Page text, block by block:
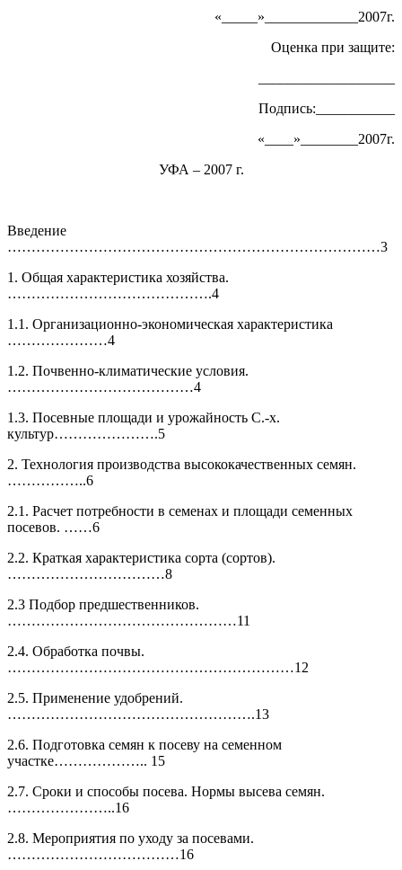
«_____»_____________2007г.
Оценка при защите:
Подпись:___________
«____»________2007г.
УФА – 2007 г.
Введение
……………………………………………………………………3
1. Общая характеристика хозяйства.
…………………………………….4
1.1. Организационно-экономическая характеристика
…………………4
1.2. Почвенно-климатические условия.
…………………………………4
1.3. Посевные площади и урожайность С.-х.
культур………………….5
2. Технология производства высококачественных семян.
……………..6
2.1. Расчет потребности в семенах и площади семенных
посевов. ……6
2.2. Краткая характеристика сорта (сортов).
……………………………8
2.3 Подбор предшественников.
…………………………………………11
2.4. Обработка почвы.
……………………………………………………12
2.5. Применение удобрений.
…………………………………………….13
2.6. Подготовка семян к посеву на семенном
участке……………….. 15
2.7. Сроки и способы посева. Нормы высева семян.
…………………..16
2.8. Мероприятия по уходу за посевами.
………………………………16